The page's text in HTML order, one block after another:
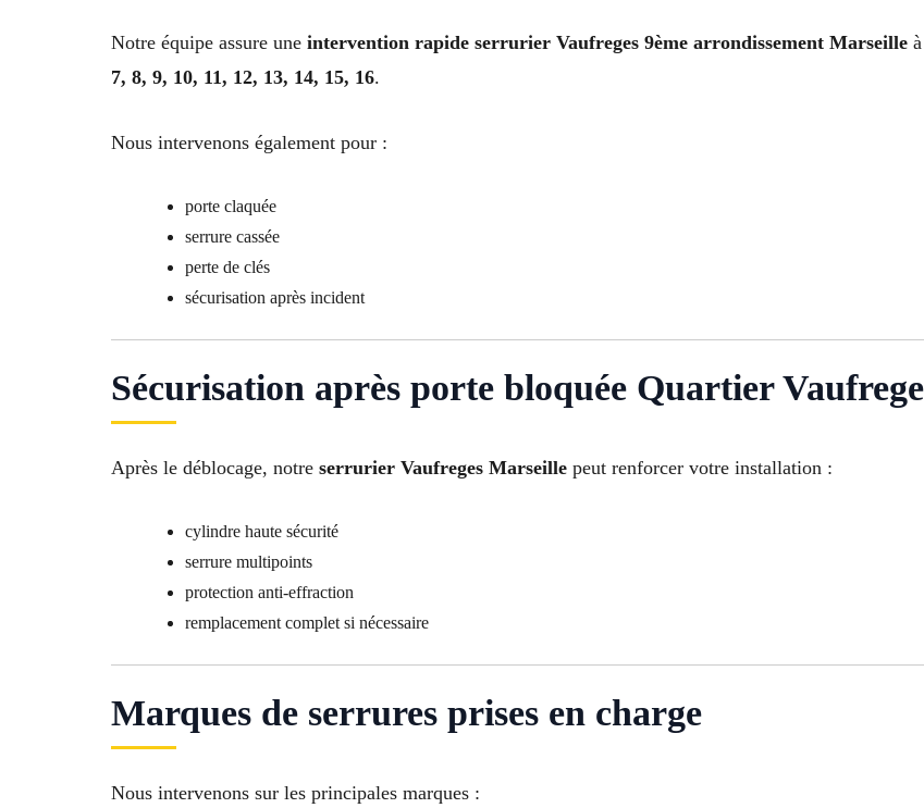
Notre équipe assure une intervention rapide serrurier Vaufreges 9ème arrondissement Marseille
7, 8, 9, 10, 11, 12, 13, 14, 15, 16.
Nous intervenons également pour :
porte claquée
serrure cassée
perte de clés
sécurisation après incident
Sécurisation après porte bloquée Quartier
Après le déblocage, notre serrurier Vaufreges Marseille peut renforcer votre installation :
cylindre haute sécurité
serrure multipoints
protection anti-effraction
remplacement complet si nécessaire
Marques de serrures prises en charge
Nous intervenons sur les principales marques :